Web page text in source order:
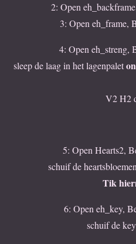
2: Open
3: Open eh_frame,
4: Open eh_streng,
sleep de laag in het lagenpalet
V2 H2
5: Open Hearts2,
schuif de
Tik
6: Open eh_key,
schuif de